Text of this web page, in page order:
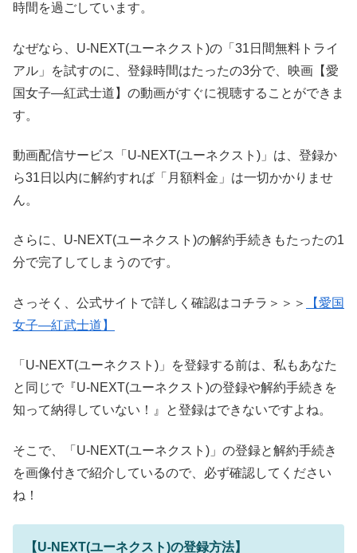
時間を過ごしています。
なぜなら、U-NEXT(ユーネクスト)の「31日間無料トライ
アル」を試すのに、登録時間はたったの3分で、映画【愛
国女子―紅武士道】の動画がすぐに視聴することができま
す。
動画配信サービス「U-NEXT(ユーネクスト)」は、登録か
ら31日以内に解約すれば「月額料金」は一切かかりませ
ん。
さらに、U-NEXT(ユーネクスト)の解約手続きもたったの1
分で完了してしまうのです。
さっそく、公式サイトで詳しく確認はコチラ＞＞＞
【愛国
女子―紅武士道】
「U-NEXT(ユーネクスト)」を登録する前は、私もあなた
と同じで『U-NEXT(ユーネクスト)の登録や解約手続きを
知って納得していない！』と登録はできないですよね。
そこで、「U-NEXT(ユーネクスト)」の登録と解約手続き
を画像付きで紹介しているので、必ず確認してください
ね！
【U-NEXT(ユーネクスト)の登録方法】